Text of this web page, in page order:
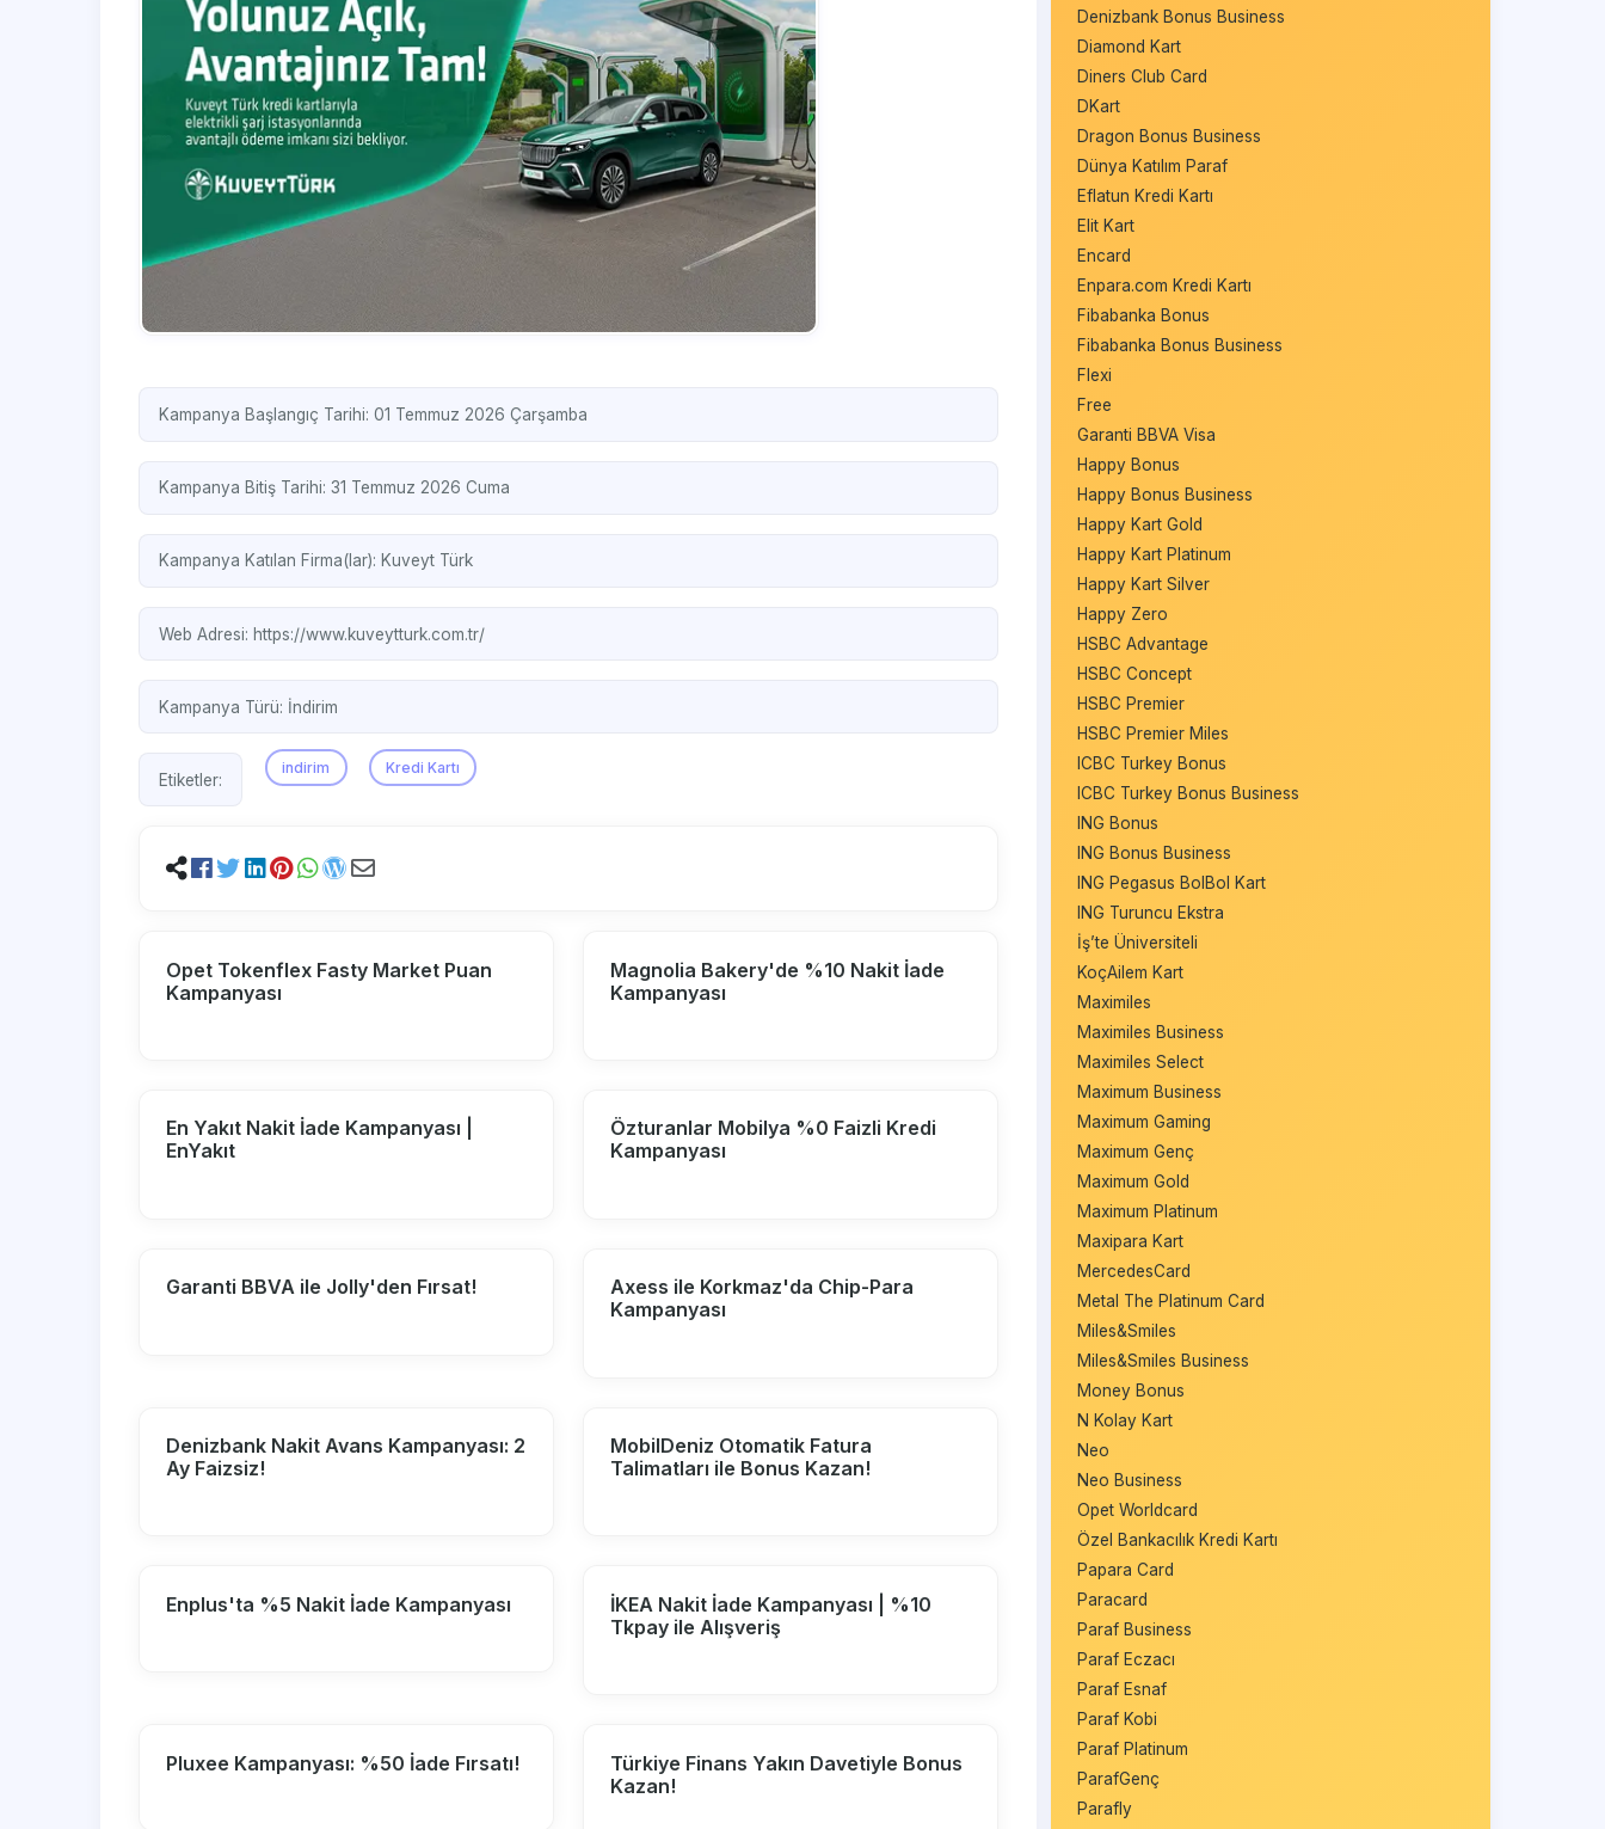
Kampanya Başlangıç Tarihi: 01 Temmuz 2026 Çarşamba
Kampanya Bitiş Tarihi: 31 Temmuz 2026 Cuma
Kampanya Katılan Firma(lar): Kuveyt Türk
Web Adresi: https://www.kuveytturk.com.tr/
Kampanya Türü: İndirim
Etiketler:
indirim Kredi Kartı
Opet Tokenflex Fasty Market Puan
Kampanyası
Magnolia Bakery'de %10 Nakit İade
Kampanyası
En Yakıt Nakit İade Kampanyası |
EnYakıt
Özturanlar Mobilya %0 Faizli Kredi
Kampanyası
Garanti BBVA ile Jolly'den Fırsat!
Axess ile Korkmaz'da Chip-Para
Kampanyası
Denizbank Nakit Avans Kampanyası: 2
Ay Faizsiz!
MobilDeniz Otomatik Fatura
Talimatları ile Bonus Kazan!
Enplus'ta %5 Nakit İade Kampanyası
İKEA Nakit İade Kampanyası | %10
Tkpay ile Alışveriş
Pluxee Kampanyası: %50 İade Fırsatı!
Türkiye Finans Yakın Davetiyle Bonus
Kazan!
Denizbank Bonus Business
Diamond Kart
Diners Club Card
DKart
Dragon Bonus Business
Dünya Katılım Paraf
Eflatun Kredi Kartı
Elit Kart
Encard
Enpara.com Kredi Kartı
Fibabanka Bonus
Fibabanka Bonus Business
Flexi
Free
Garanti BBVA Visa
Happy Bonus
Happy Bonus Business
Happy Kart Gold
Happy Kart Platinum
Happy Kart Silver
Happy Zero
HSBC Advantage
HSBC Concept
HSBC Premier
HSBC Premier Miles
ICBC Turkey Bonus
ICBC Turkey Bonus Business
ING Bonus
ING Bonus Business
ING Pegasus BolBol Kart
ING Turuncu Ekstra
İş’te Üniversiteli
KoçAilem Kart
Maximiles
Maximiles Business
Maximiles Select
Maximum Business
Maximum Gaming
Maximum Genç
Maximum Gold
Maximum Platinum
Maxipara Kart
MercedesCard
Metal The Platinum Card
Miles&Smiles
Miles&Smiles Business
Money Bonus
N Kolay Kart
Neo
Neo Business
Opet Worldcard
Özel Bankacılık Kredi Kartı
Papara Card
Paracard
Paraf Business
Paraf Eczacı
Paraf Esnaf
Paraf Kobi
Paraf Platinum
ParafGenç
Parafly